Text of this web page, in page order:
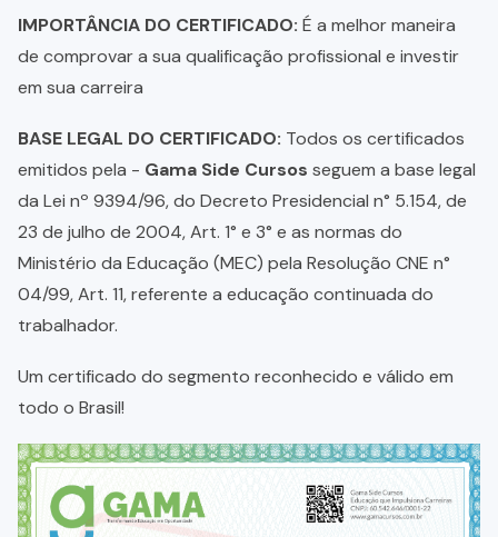
IMPORTÂNCIA DO CERTIFICADO: É a melhor maneira
de comprovar a sua qualificação profissional e investir
em sua carreira
BASE LEGAL DO CERTIFICADO: Todos os certificados
emitidos pela - Gama Side Cursos seguem a base legal
da Lei nº 9394/96, do Decreto Presidencial n° 5.154, de
23 de julho de 2004, Art. 1° e 3° e as normas do
Ministério da Educação (MEC) pela Resolução CNE n°
04/99, Art. 11, referente a educação continuada do
trabalhador.
Um certificado do segmento reconhecido e válido em
todo o Brasil!